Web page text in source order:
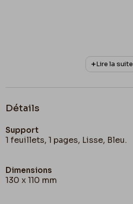
Lire la suite
Détails
Support
1 feuillets, 1 pages, Lisse, Bleu.
Dimensions
130 x 110 mm